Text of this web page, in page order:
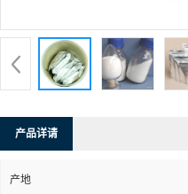
产品详请
产地